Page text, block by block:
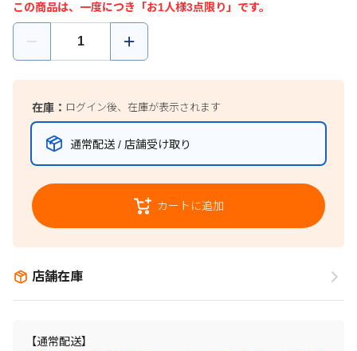
この商品は、一度につき「お1人様3点限り」です。
在庫： ログイン後、在庫が表示されます
通常配送 / 店舗受け取り
カートに追加
店舗在庫
【通常配送】